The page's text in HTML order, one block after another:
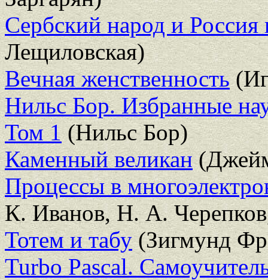
Сербский народ и
Лещиловская)
Вечная женственность
Нильс Бор. Избранные
Том 1(Нильс Бор)
Каменный великан
Процессы в
К. Иванов, Н. А.
Тотем и табу(Зигмунд
Turbo Pascal.